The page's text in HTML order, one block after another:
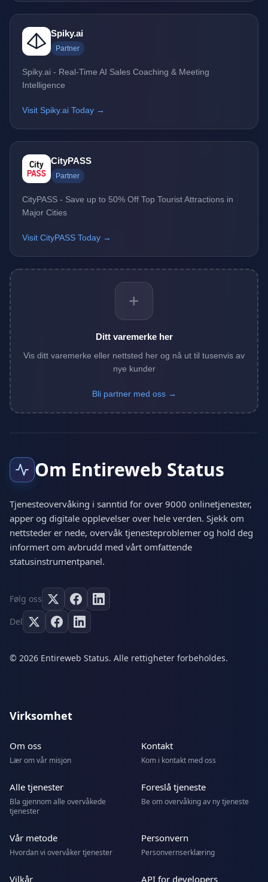
Spiky.ai
Partner
Spiky.ai - Real-Time AI Sales Coaching & Meeting
Intelligence
Visit Spiky.ai Today →
CityPASS
Partner
CityPASS - Save up to 50% Off Top Tourist Attractions in
Major Cities
Visit CityPASS Today →
+
Ditt varemerke her
Vis ditt varemerke eller nettsted her og nå ut til tusenvis av
nye kunder
Bli partner med oss →
Om Entireweb Status
Tjenesteovervåking i sanntid for over 9000 onlinetjenester,
apper og digitale opplevelser over hele verden. Sjekk om
nettsteder er nede, overvåk tjenesteproblemer og hold deg
informert om avbrudd med vårt omfattende
statusinstrumentpanel.
Følg oss
Del
© 2026 Entireweb Status. Alle rettigheter forbeholdes.
Virksomhet
Om oss
Lær om vår misjon
Kontakt
Kom i kontakt med oss
Alle tjenester
Bla gjennom alle overvåkede
tjenester
Foreslå tjeneste
Be om overvåking av ny tjeneste
Vår metode
Hvordan vi overvåker tjenester
Personvern
Personvernserklæring
Vilkår API for developers